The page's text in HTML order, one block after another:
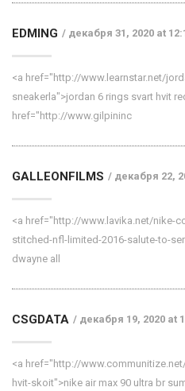
EDMING декабря 31, 2020 at
<a href="http://www.learnstar.net/
sneakerla">jordan 6 rings svart hvit
href="http://www.gilpininc
GALLEONFILMS декабря 22,
<a href="http://www.lavika.net/nike-
stitched-nfl-limited-2016-salute-to-
dwayne all
CSGDATA декабря 19, 2020 at
<a href="http://
hvit-skoit">nike air max 90 ultra br